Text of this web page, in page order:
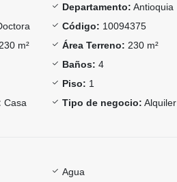
Departamento: Antioquia
Código: 10094375
230 m² Área Terreno: 230 m²
Baños: 4
Piso: 1
Casa Tipo de negocio: Alquiler
Agua